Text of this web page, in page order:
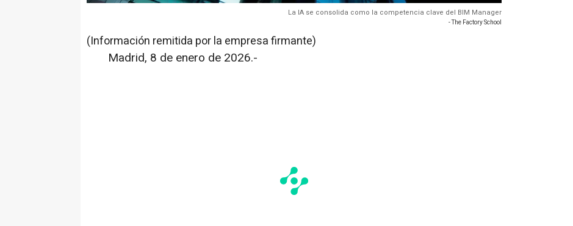
La IA se consolida como la competencia clave del BIM Manager
- The Factory School
(Información remitida por la empresa firmante)
Madrid, 8 de enero de 2026.-